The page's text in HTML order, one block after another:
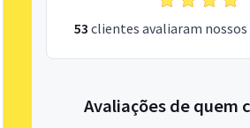
53 clientes avaliaram
Avaliações de quem